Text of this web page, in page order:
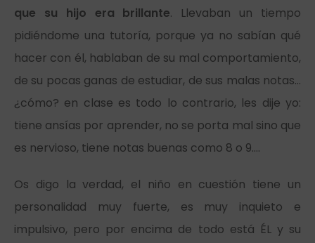
que su hijo era brillante. Llevaban un tiempo
pidiéndome una tutoría, porque ya no sabían qué
hacer con él, hablaban de su mal comportamiento,
de su pocas ganas de estudiar, de sus malas notas…
¿cómo? en clase es todo lo contrario, les dije yo:
tiene ansías por aprender, no se porta mal sino que
es nervioso, tiene notas buenas como 8 o 9….
Os digo la verdad, el niño en cuestión tiene un
personalidad muy fuerte, es muy inquieto e
impulsivo, pero por encima de todo está ÉL y su